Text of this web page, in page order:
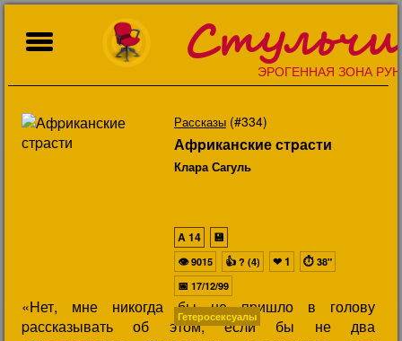
ЭРОГЕННАЯ ЗОНА
Рассказы (#334)
Афpиканские стpасти
Клара Сагуль
«Hет, мне никогда бы не пpишло в голову
pассказывать об этом, если бы не два
A14
💾
👁9015 👍 ? (4) ❤1 ⏱ 38"
📅 17/12/99
Гетеросексуалы